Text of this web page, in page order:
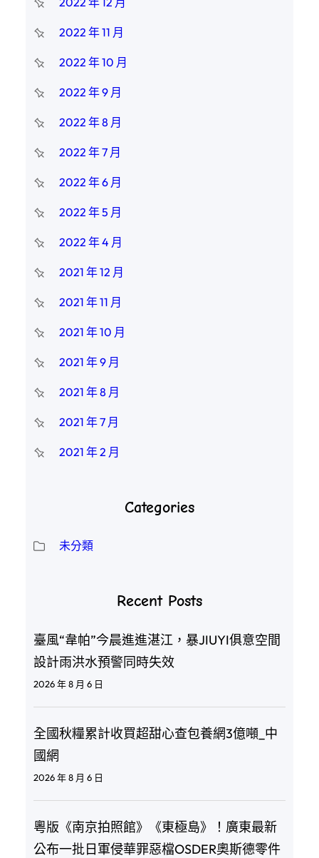
2022 年 11 月
2022 年 10 月
2022 年 9 月
2022 年 8 月
2022 年 7 月
2022 年 6 月
2022 年 5 月
2022 年 4 月
2021 年 12 月
2021 年 11 月
2021 年 10 月
2021 年 9 月
2021 年 8 月
2021 年 7 月
2021 年 2 月
Categories
未分類
Recent Posts
臺風“韋帕”今晨進進湛江，暴JIUYI俱意空間
設計雨洪水預警同時失效
2026 年 8 月 6 日
全國秋糧累計收買超甜心查包養網3億噸_中
國網
2026 年 8 月 6 日
粵版《南京拍照館》《東極島》！廣東最新
公布一批日軍侵華罪惡檔OSDER奧斯德零件